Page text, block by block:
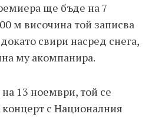
ще бъде на 7
м височина той записва
свири насред снега,
му акомпанира.
13 ноември, той се
с Националния